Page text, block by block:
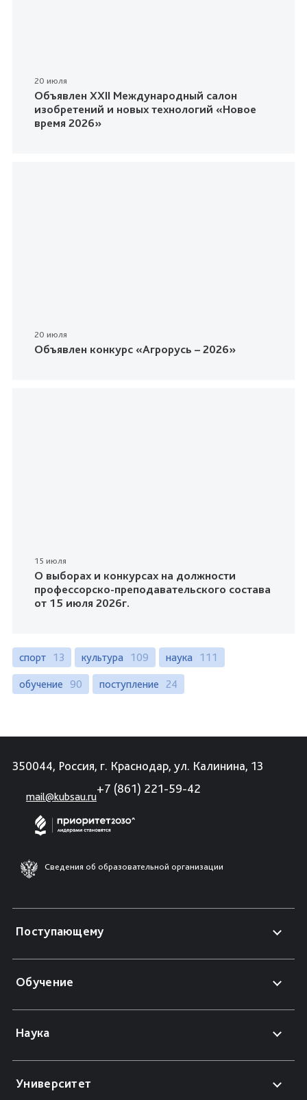
20 июля
Объявлен XXII Международный салон
изобретений и новых технологий «Новое
время 2026»
20 июля
Объявлен конкурс «Агрорусь – 2026»
15 июля
О выборах и конкурсах на должности
профессорско-преподавательского состава
от 15 июля 2026г.
спорт 13 культура 109 наука 111
обучение 90 поступление 24
350044, Россия, г. Краснодар, ул. Калинина, 13
mail@kubsau.ru
+7 (861) 221-59-42
Сведения об образовательной организации
Поступающему
Обучение
Наука
Университет